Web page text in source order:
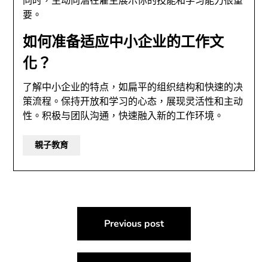
要。
如何准备适应中小企业的工作文
化？
了解中小企业的特点，如扁平的组织结构和快速的决
策流程。保持开放和学习的心态，展现灵活性和主动
性。积极与团队沟通，快速融入新的工作环境。
親子教育
Previous post